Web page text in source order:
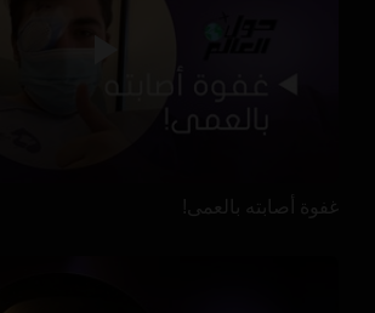
غفوة أصابته بالعمى!